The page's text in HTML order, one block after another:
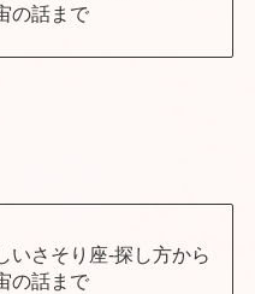
の話まで
いさそり座-探し方から
の話まで